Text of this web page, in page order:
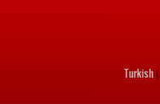
Turkish